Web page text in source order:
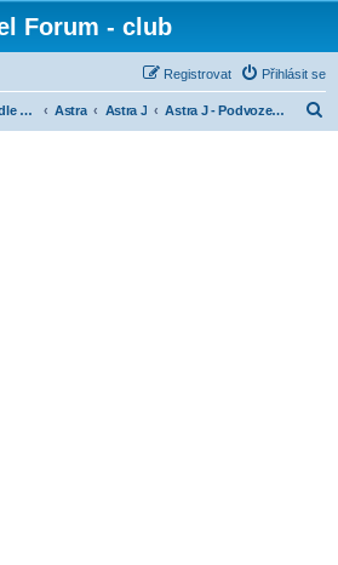
Forum - club
Přihlásit se
Registrovat
Opel diskuse dle modelů Astra Astra J Astra J - Podvozek a řízení